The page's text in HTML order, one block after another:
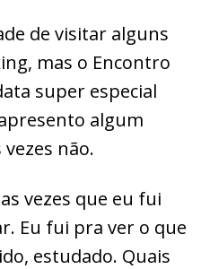
de visitar alguns
mas o Encontro
super especial
algum
não.
vezes que eu fui
Eu fui pra ver o que
estudado. Quais